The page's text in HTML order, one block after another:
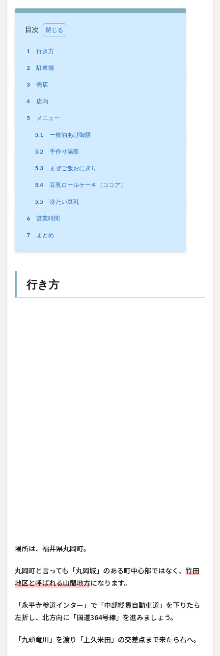
目次
1 行き方
2 駐車場
3 売店
4 店内
5 メニュー
5.1 一枚油あげ御膳
5.2 手作り湯葉
5.3 まぜご飯おにぎり
5.4 豆乳ロールケーキ（ココア）
5.5 冷たい豆乳
6 営業時間
7 まとめ
行き方
場所は、福井県丸岡町。
丸岡町と言っても「丸岡城」のある町中心部ではなく、 竹田
地区と呼ばれる山間地方になります。
「永平寺参道インター」で「中部縦貫自動車道」を下りたら
左折し、北方向に「国道364号線」を進みましょう。
「九頭竜川」を渡り「上久米田」の交差点まで来たら右へ。